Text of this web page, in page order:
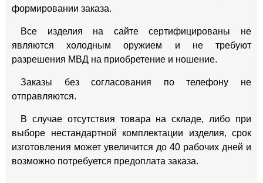
формировании заказа.
Все изделия на сайте сертифицированы не
являются холодным оружием и не требуют
разрешения МВД на приобретение и ношение.
Заказы без согласования по телефону не
отправляются.
В случае отсутствия товара на складе, либо при
выборе нестандартной комплектации изделия, срок
изготовления может увеличится до 40 рабочих дней и
возможно потребуется предоплата заказа.